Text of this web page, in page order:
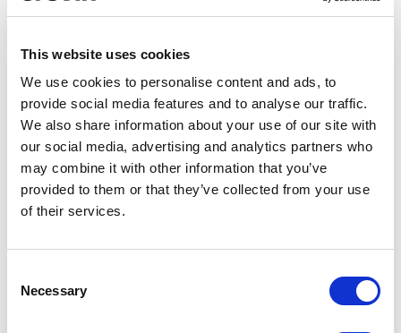
This website uses cookies
We use cookies to personalise content and ads, to
provide social media features and to analyse our traffic.
We also share information about your use of our site with
our social media, advertising and analytics partners who
may combine it with other information that you’ve
provided to them or that they’ve collected from your use
of their services.
Selection
Necessary
Comparador ACV
Datos de
eficiencia
SORRA
FR
Consumo
de agua
176.80
liters/m
Emisiones
6.13 kg